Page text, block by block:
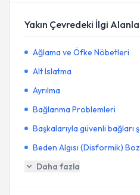
Yakın Çevredeki İlgi
Ağlama ve Öfke Nöbetleri
Alt Islatma
Ayrılma
Bağlanma Problemleri
Başkalarıyla güvenli bağları
Beden Algısı (Disformik)
Daha fazla